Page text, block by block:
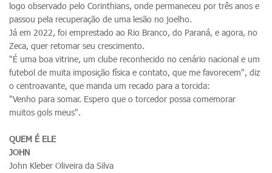
logo observado pelo Corinthians, onde permaneceu por três anos e
passou pela recuperação de uma lesão no joelho.
Já em 2022, foi emprestado ao Rio Branco, do Paraná, e agora, no
Zeca, quer retomar seu crescimento.
"É uma boa vitrine, um clube reconhecido no cenário nacional e um
futebol de muita imposição física e contato, que me favorecem", diz
o centroavante, que manda um recado para a torcida:
"Venho para somar. Espero que o torcedor possa comemorar
muitos gols meus".
QUEM É ELE
JOHN
John Kleber Oliveira da Silva